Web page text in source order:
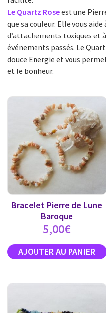
Le Quartz Roseest une
que sa couleur. Elle vous
d’attachements toxiques et
événements passés. Le
douce Energie et vous
et le bonheur.
Bracelet Pierre de Lune
Baroque
5,00€